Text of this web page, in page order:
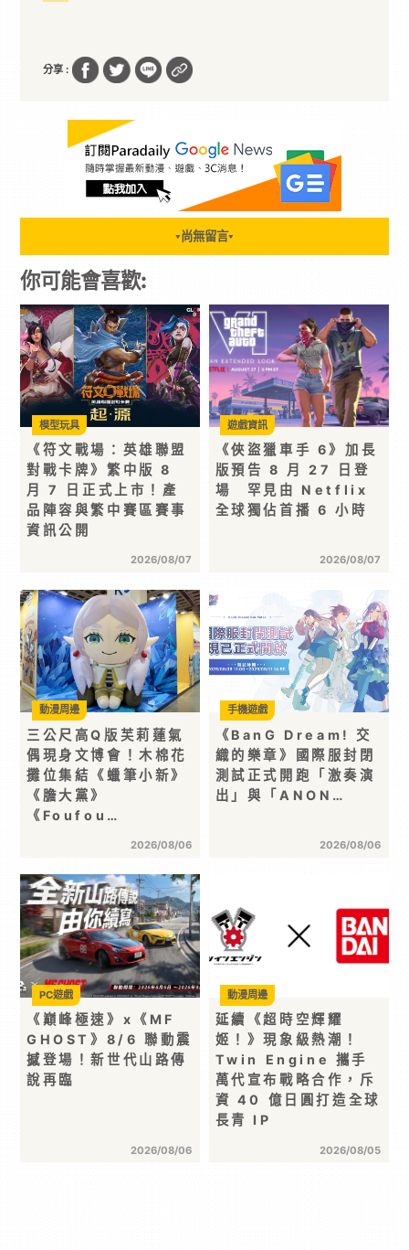
分享 :
▼ 尚無留言▼
你可能會喜歡:
《符文戰場：英雄聯盟
對戰卡牌》繁中版 8
月 7 日正式上市！產
品陣容與繁中賽區賽事
資訊公開
2026/08/07
模型玩具
《俠盜獵車手 6》加長
版預告 8 月 27 日登
場 罕見由 Netflix
全球獨佔首播 6 小時
2026/08/07
遊戲資訊
三公尺高Q版芙莉蓮氣
偶現身文博會！木棉花
攤位集結《蠟筆小新》
《膽大黨》
《Foufou…
2026/08/06
動漫周邊
《BanG Dream! 交
織的樂章》國際服封閉
測試正式開跑「激奏演
出」與「ANON…
2026/08/06
手機遊戲
《巔峰極速》x《MF
GHOST》8/6 聯動震
撼登場！新世代山路傳
說再臨
2026/08/06
PC遊戲
延續《超時空輝耀
姬！》現象級熱潮！
Twin Engine 攜手
萬代宣布戰略合作，斥
資 40 億日圓打造全球
長青 IP
2026/08/05
動漫周邊